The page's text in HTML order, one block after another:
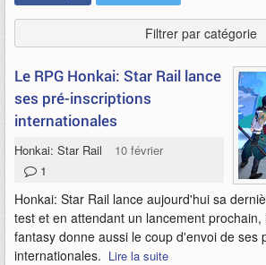
Filtrer par catégorie
Le RPG Honkai: Star Rail lance
ses pré-inscriptions
internationales
Honkai: Star Rail
10 février 2023
1
Honkai: Star Rail lance aujourd'hui sa
test et en attendant un lancement prochain,
fantasy donne aussi le coup d'envoi de ses
internationales. Lire la suite